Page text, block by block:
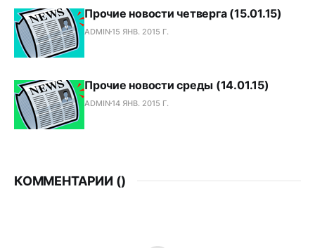
Прочие новости четверга (15.01.15)
ADMIN15 ЯНВ. 2015 Г.
Прочие новости среды (14.01.15)
ADMIN14 ЯНВ. 2015 Г.
КОММЕНТАРИИ ()